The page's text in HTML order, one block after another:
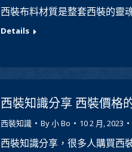
西裝布料材質是整套西裝的靈
Details
西裝知識分享 西裝價格
西裝知識 By小 Bo 10 2 月, 2023
西裝知識分享，很多人購買西